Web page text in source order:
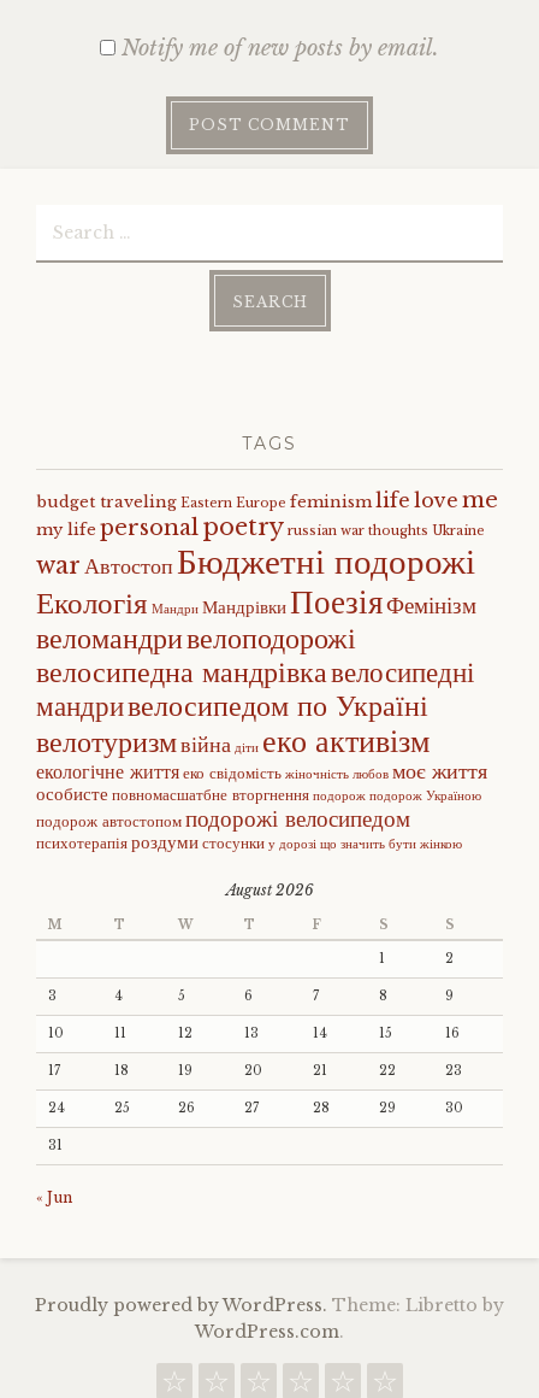
Notify me of new posts by email.
TAGS
budget traveling Eastern Europe feminismlife love me
my life personalpoetry russian war thoughts Ukraine
warАвтостопБюджетні подорожі
Екологія Мандри МандрівкиПоезіяФемінізм
веломандривелоподорожі
велосипедна мандрівкавелосипедні
мандривелосипедом по Україні
велотуризмвійна діти еко активізм
екологічне життяеко свідомість жіночність любов моє життя
особисте повномасшатбне вторгнення подорож подорож Україною
подорож автостопомподорожі велосипедом
психотерапіяроздумистосунки у дорозі що значить бути жінкою
August 2026
M T W T F S S
1 2
3 4 5 6 7 8 9
10 11 12 13 14 15 16
17 18 19 20 21 22 23
24 25 26 27 28 29 30
31
« Jun
Proudly powered by WordPress. Theme: Libretto by
WordPress.com.